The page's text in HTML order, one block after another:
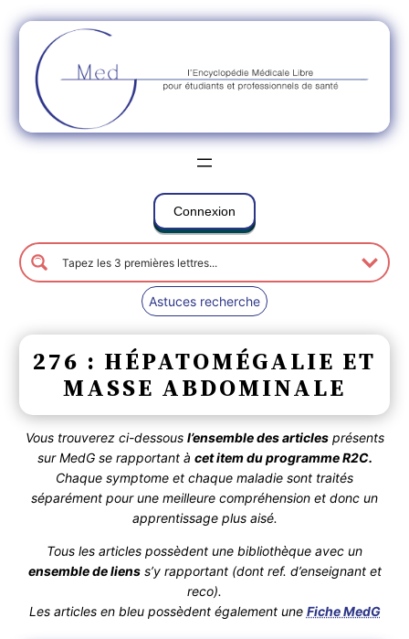
Connexion
Astuces recherche
276 : HÉPATOMÉGALIE ET
MASSE ABDOMINALE
Vous trouverez ci-dessous l’ensemble des articlesprésents
sur MedG se rapportant à cet item du programme R2C.
Chaque symptome et chaque maladie sont traités
séparément pour une meilleure compréhension et donc un
apprentissage plus aisé.
Tous les articles possèdent une bibliothèque avec un
ensemble de lienss’y rapportant (dont ref. d’enseignant et
reco).
Les articles en bleu possèdent également une Fiche MedG